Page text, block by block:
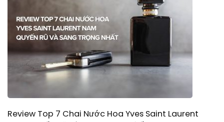
Review Top 7 Chai Nước Hoa Yves Saint Laurent